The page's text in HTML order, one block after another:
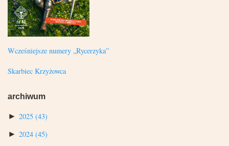
Wcześniejsze numery „Rycerzyka”
Skarbiec Krzyżowca
archiwum
► 2025 (43)
► 2024 (45)